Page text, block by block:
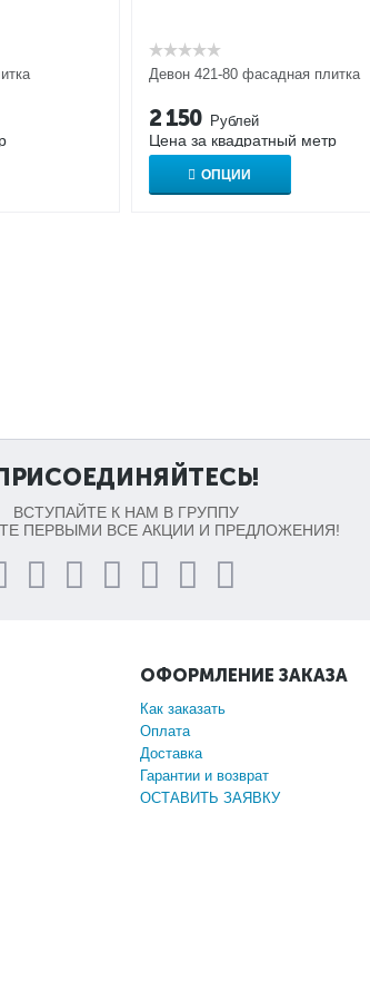
Девон 421-80 фасадная плитка
2 150 Рублей
Цена за квадратный метр
ОПЦИИ
ВСТУПАЙТЕ К НАМ В ГРУППУ
ПЕРВЫМИ ВСЕ АКЦИИ И ПРЕДЛОЖЕНИЯ!
ОФОРМЛЕНИЕ ЗАКАЗА
Как заказать
Оплата
Доставка
Гарантии и возврат
ОСТАВИТЬ ЗАЯВКУ